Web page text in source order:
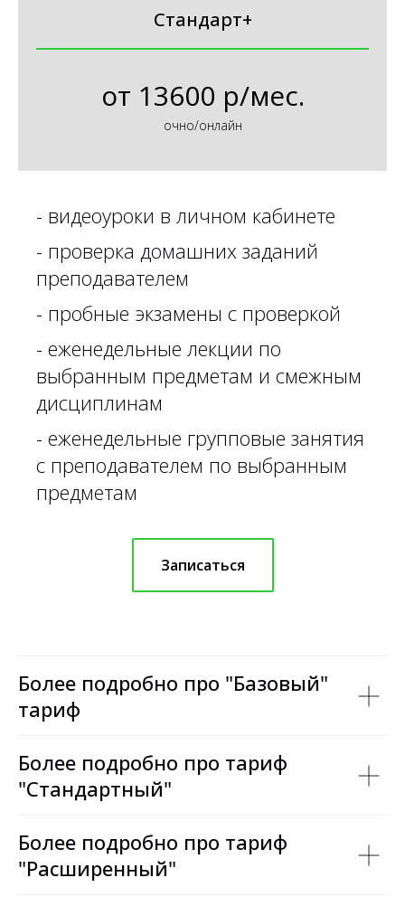
Стандарт+
от 13600 р/мес.
очно/онлайн
- видеоуроки в личном кабинете
- проверка домашних заданий
преподавателем
- пробные экзамены с проверкой
- еженедельные лекции по
выбранным предметам и смежным
дисциплинам
- еженедельные групповые занятия
с преподавателем по выбранным
предметам
Записаться
Более подробно про "Базовый"
тариф
Более подробно про тариф
"Стандартный"
Более подробно про тариф
"Расширенный"